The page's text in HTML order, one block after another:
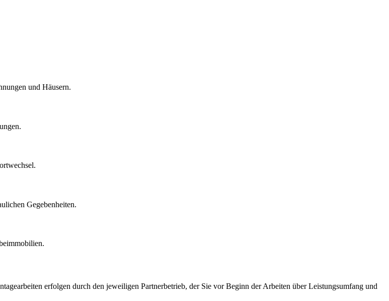
und Häusern.
Gegebenheiten.
erfolgen durch den jeweiligen Partnerbetrieb, der Sie vor Beginn der Arbeiten über Leistungsumfang und